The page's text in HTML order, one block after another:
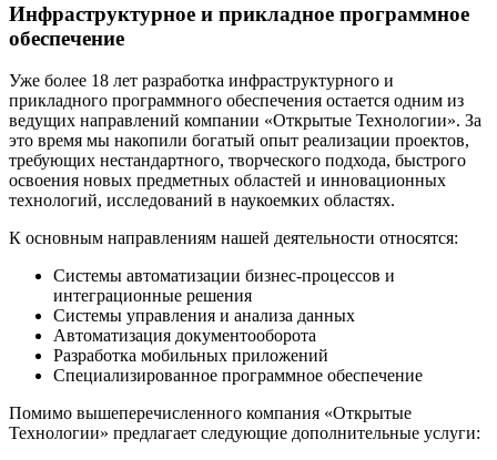
Инфраструктурное и прикладное программное
обеспечение
Уже более 18 лет разработка инфраструктурного и
прикладного программного обеспечения остается одним из
ведущих направлений компании «Открытые Технологии». За
это время мы накопили богатый опыт реализации проектов,
требующих нестандартного, творческого подхода, быстрого
освоения новых предметных областей и инновационных
технологий, исследований в наукоемких областях.
К основным направлениям нашей деятельности относятся:
Системы автоматизации бизнес-процессов и
интеграционные решения
Системы управления и анализа данных
Автоматизация документооборота
Разработка мобильных приложений
Специализированное программное обеспечение
Помимо вышеперечисленного компания «Открытые
Технологии» предлагает следующие дополнительные услуги: